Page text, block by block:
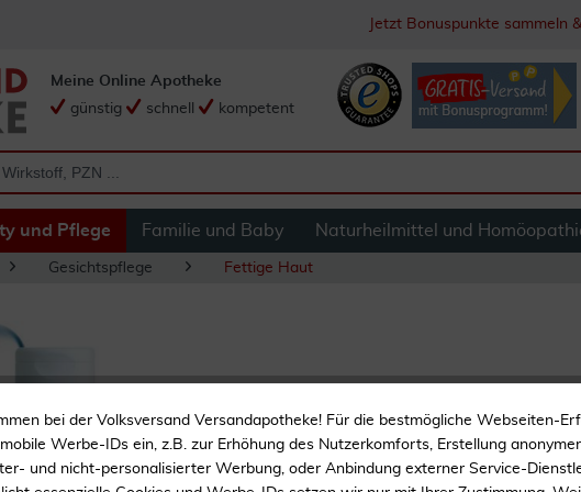
Jetzt Bonuspunkte sammeln
Meine Online Apotheke
günstig
schnell kompetent
und Pflege Familie und Baby Naturheilmittel und
Gesichtspflege Fettige Haut
La Roche Posay
ml
bei der Volksversand Versandapotheke! Für die bestmögliche Webseiten-
Werbe-IDs ein, z.B. zur Erhöhung des Nutzerkomforts, Erstellung
und nicht-personalisierter Werbung, oder Anbindung externer Service-